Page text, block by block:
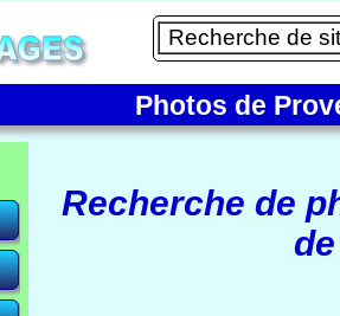
Photos de
Recherche de